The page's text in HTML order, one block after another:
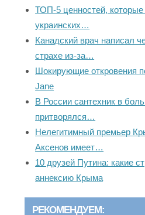
ТОП-5 ценностей, которые
украинских…
Канадский врач написал
страхе из-за…
Шокирующие откровения
Jane
В России сантехник в
притворялся…
Нелегитимный премьер
Аксенов имеет…
10 друзей Путина: какие
аннексию Крыма
РЕКОМЕНДУЕМ: